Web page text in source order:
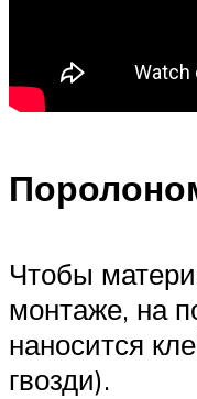
Чтобы
монтаже, на
наносится
гвозди).